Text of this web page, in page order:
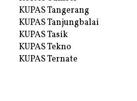
KUPAS Tangerang
KUPAS Tanjungbalai
KUPAS Tasik
KUPAS Tekno
KUPAS Ternate